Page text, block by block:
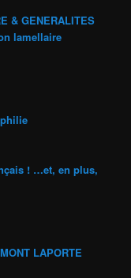
& GENERALITES
lamellaire
! …et, en plus,
LAPORTE